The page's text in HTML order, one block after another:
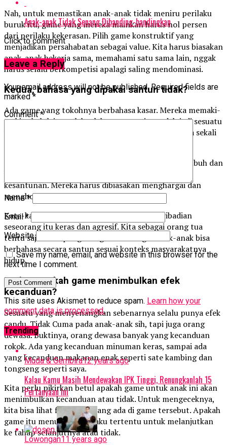
Nah, untuk memastikan anak-anak tidak meniru perilaku
buruk itu, game yang mereka mainkan harus nol persen
dari perilaku kekerasan. Pilih game konstruktif yang
menjadikan persahabatan sebagai value. Kita harus biasakan
anak-anak bekerja sama, memahami satu sama lain, nggak
harus selalu berkompetisi apalagi saling mendominasi.
Kedua, bahasa yang dipakai santun tidak?
Ada game yang tokohnya berbahasa kasar. Mereka memaki-
maki tokoh lain seolah-olah omongan itu sudah jadi sesuatu
yang wajar di antara mereka. Ini menurut saya sama sekali
Biar bagaimana pun, anak-anak Indonesia akan tumbuh dan
kesantunan. Mereka harus dibiasakan menghargai dan
menghormati orang lain lewat tutur kata.
Kata-kata kasar itu menunjukkan kalua kepribadian
seseorang itu keras dan agresif. Kita sebagai orang tua
tentu saja tidak pengin begitu. Kita ingin anak-anak bisa
berbahasa secara santun sesuai konteks masyarakatnya
hidup.
Ketiga, apakah game menimbulkan efek
kecanduan?
Sesuatu yang menyenangkan sebenarnya selalu punya efek
candu. Tidak Cuma pada anak-anak sih, tapi juga orang
dewasa. Buktinya, orang dewasa banyak yang kecanduan
rokok. Ada yang kecanduan minuman keras, sampai ada
yang kecanduan makanan enak seperti sate kambing dan
tongseng seperti saya.
Kita perlu pikirkan betul apakah game untuk anak ini akan
menimbulkan kecanduan atau tidak. Untuk mengeceknya,
kita bisa lihat fitur-fitur yang ada di game tersebut. Apakah
game itu menuntut perilaku tertentu untuk melanjutkan
ke tahap selanjutnya atau tidak.
Anak-anak Tidak Senang Dibanding-bandingkan
Click to comment
Leave a Reply
Your email address will not be published. Required fields are
marked*
Comment*
Name*
Email*
Website
Save my name, email, and website in this browser for the
next time I comment.
This site uses Akismet to reduce spam. Learn how your
comment data is processed.
Trending
Muda & Gembira12 years ago
Kalau Kamu Masih Mendewakan IPK Tinggi, Renungkanlah 15
Pertanyaan Ini
Lowongan11 years ago